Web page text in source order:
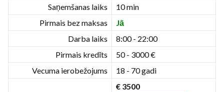
Saņemšanas laiks
10 min
Pirmais bez maksas
Jā
Darba laiks
8:00 - 22:00
Pirmais kredīts
50 - 3000 €
Vecuma ierobežojums
18 - 70 gadi
€ 3500